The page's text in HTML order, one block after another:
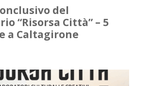
del
“Risorsa Città” – 5
a Caltagirone